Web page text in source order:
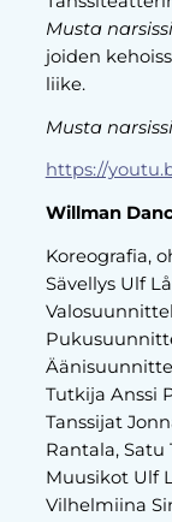
Musta narsissi
joiden
liike.
Musta narsissi
https://
Willman
Koreografia,
Sävellys Ulf
Tutkija Anssi
Tanssijat
Rantala, Satu
Muusikot Ulf
Vilhelmiina